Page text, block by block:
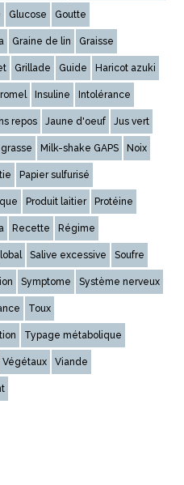
Glucose Goutte
Graine de lin Graisse
Grillade Guide Haricot azuki
Insuline Intolérance
repos Jaune d'oeuf Jus vert
Milk-shake GAPS Noix
Papier sulfurisé
Produit laitier Protéine
Recette Régime
Salive excessive Soufre
Symptome Système nerveux
Toux
Typage métabolique
Végétaux Viande